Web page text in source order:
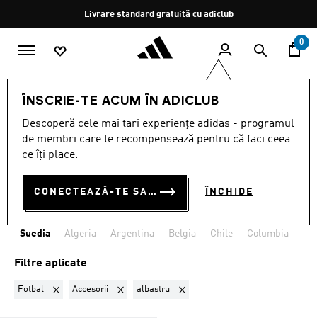
Oprește
rotația
Livrare standard gratuită cu adiclub
0
ÎNSCRIE-TE ACUM ÎN ADICLUB
Descoperă cele mai tari experiențe adidas - programul
de membri care te recompensează pentru că faci ceea
ce îți place.
CONECTEAZĂ-TE SAU ÎNSCRIE-TE ACUM ÎNCHIDE
Echipe naționale Suedia
FOTBAL · ACCESORII ·
ALBASTRU
Filtrează Imagini Mari
Suedia Algeria Argentina Belgia Chile Columbia
Filtre aplicate
Fotbal Elimină filtrul Sortat momentan după SPORTURI: Fotbal
Accesorii Elimină filtrul Sortat momentan după CATEGORIA:
albastru Elimină filtrul Sortat momentan